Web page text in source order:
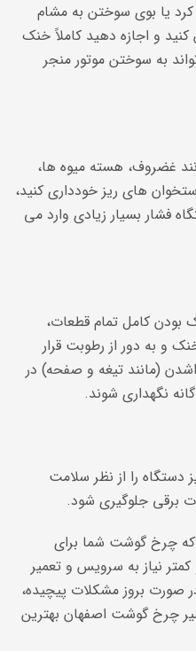
یا بوی سوختن به مشام
و اجازه دهید کاملاً خنک
به سوختن موتور منجر
غضروف، هسته میوه ها،
های ریز خودداری کنید،
فشار بسیار زیادی وارد می
کامل تمام قطعات،
و به دور از رطوبت قرار
(مانند تیغه و صفحه) در
نگهداری شوند.
دستگاه را از نظر سلامت
برقی جلوگیری شود.
چرخ گوشت شما برای
نیاز به سرویس و تعمیر
بروز مشکلات پیچیده،
چرخ گوشت اصفهان بهترین